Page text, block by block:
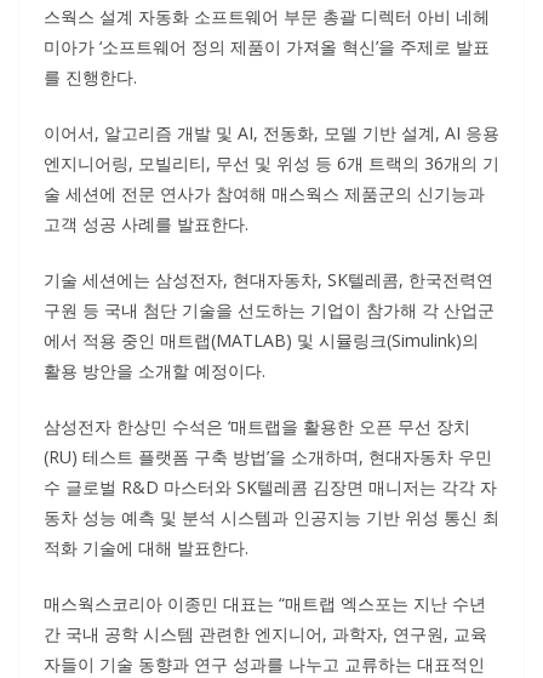
스웍스 설계 자동화 소프트웨어 부문 총괄 디렉터 아비 네헤
미아가 ‘소프트웨어 정의 제품이 가져올 혁신’을 주제로 발표
를 진행한다.
이어서, 알고리즘 개발 및 AI, 전동화, 모델 기반 설계, AI 응용
엔지니어링, 모빌리티, 무선 및 위성 등 6개 트랙의 36개의 기
술 세션에 전문 연사가 참여해 매스웍스 제품군의 신기능과
고객 성공 사례를 발표한다.
기술 세션에는 삼성전자, 현대자동차, SK텔레콤, 한국전력연
구원 등 국내 첨단 기술을 선도하는 기업이 참가해 각 산업군
에서 적용 중인 매트랩(MATLAB) 및 시뮬링크(Simulink)의
활용 방안을 소개할 예정이다.
삼성전자 한상민 수석은 ‘매트랩을 활용한 오픈 무선 장치
(RU) 테스트 플랫폼 구축 방법’을 소개하며, 현대자동차 우민
수 글로벌 R&D 마스터와 SK텔레콤 김장면 매니저는 각각 자
동차 성능 예측 및 분석 시스템과 인공지능 기반 위성 통신 최
적화 기술에 대해 발표한다.
매스웍스코리아 이종민 대표는 “매트랩 엑스포는 지난 수년
간 국내 공학 시스템 관련한 엔지니어, 과학자, 연구원, 교육
자들이 기술 동향과 연구 성과를 나누고 교류하는 대표적인